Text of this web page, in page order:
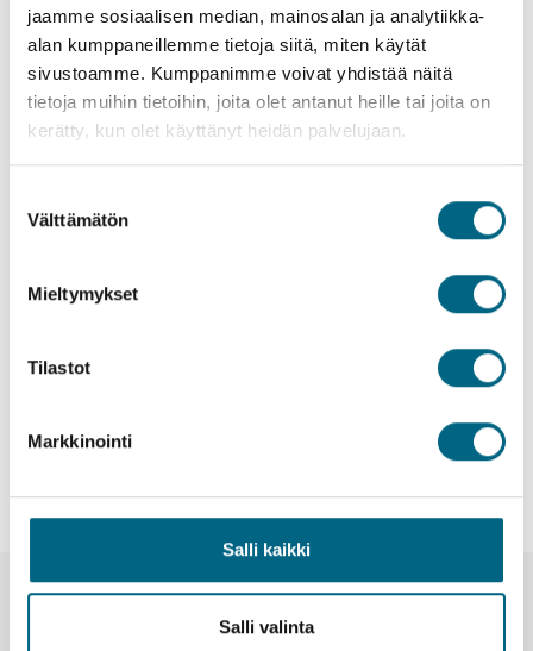
jaamme sosiaalisen median, mainosalan ja analytiikka-
alan kumppaneillemme tietoja siitä, miten käytät
sivustoamme. Kumppanimme voivat yhdistää näitä
tietoja muihin tietoihin, joita olet antanut heille tai joita on
kerätty, kun olet käyttänyt heidän palvelujaan.
valinta
Välttämätön
Mieltymykset
Tilastot
Markkinointi
Salli kaikki
Salli valinta
Saarihyppelyä Adrianmerellä, Kroatian saaristossa
7.10.2023 (ryhmämatka) | 7 yötä
Koe Kroatian komeimmat kaupungit ja upeimmat saaret!
Syksyn ihana risteily vie Dalmatian rannikon
Varaa nyt ja lähde syksyllä nauttimaan Euroopan joista ja
meristä!